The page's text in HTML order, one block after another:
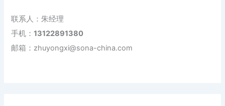
联系人：朱经理
手机：13122891380
邮箱：zhuyongxi@sona-china.com